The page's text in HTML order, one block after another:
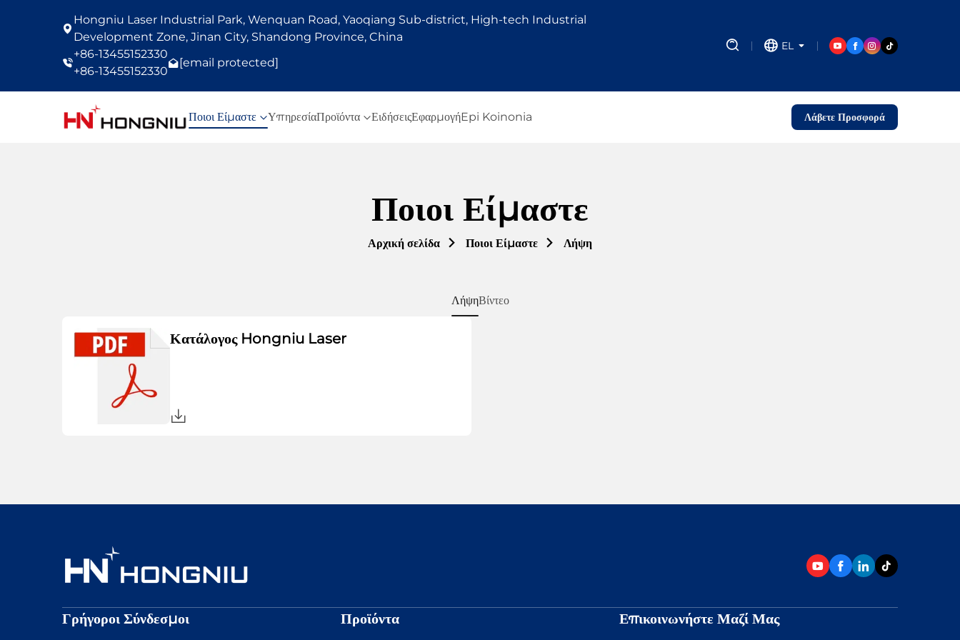
Hongniu Laser Industrial Park, Wenquan Road, Yaoqiang Sub-district, High-tech Industrial
Development Zone, Jinan City, Shandong Province, China
+86-13455152330
+86-13455152330
[email protected]
EL
Ποιοι Είμαστε ΥπηρεσίαΠροϊόντα ΕιδήσειςΕφαρμογήEpi Koinonia Λάβετε Προσφορά
Ποιοι Είμαστε
Αρχική σελίδα Ποιοι Είμαστε Λήψη
ΛήψηΒίντεο
Κατάλογος Hongniu Laser
Γρήγοροι Σύνδεσμοι Προϊόντα Επικοινωνήστε Μαζί Μας